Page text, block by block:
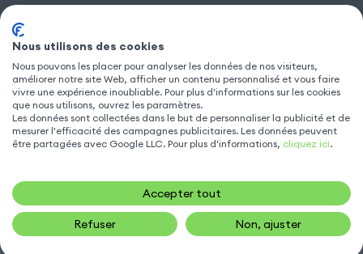
SUIVEZ NOUS
Nous utilisons des cookies
Nous pouvons les placer pour analyser les données de nos visiteurs,
améliorer notre site Web, afficher un contenu personnalisé et vous faire
vivre une expérience inoubliable. Pour plus d'informations sur les cookies
que nous utilisons, ouvrez les paramètres.
Les données sont collectées dans le but de personnaliser la publicité et de
mesurer l'efficacité des campagnes publicitaires. Les données peuvent
être partagées avec Google LLC. Pour plus d'informations, cliquez ici.
Accepter tout
Refuser Non, ajuster